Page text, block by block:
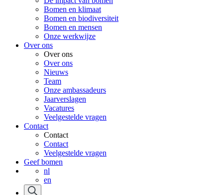
Bomen en klimaat
Bomen en biodiversiteit
Bomen en mensen
Onze werkwijze
Over ons
Over ons
Over ons
Nieuws
Team
Onze ambassadeurs
Jaarverslagen
Vacatures
Veelgestelde vragen
Contact
Contact
Contact
Veelgestelde vragen
Geef bomen
nl
en